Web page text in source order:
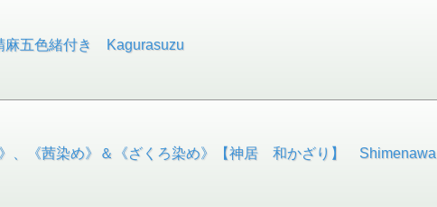
麻五色緒付き Kagurasuzu
、《茜染め》＆《ざくろ染め》【神居 和かざり】 Shimenawa